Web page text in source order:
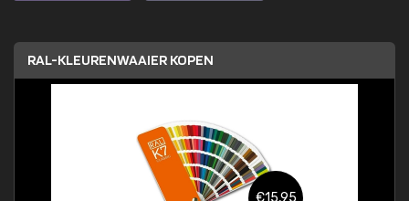
RAL-KLEURENWAAIER KOPEN
€15,95